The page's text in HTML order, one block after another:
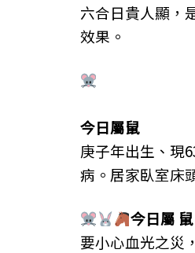
六合日貴人顯，
效果。
今日屬鼠
庚子年出生、現
病。居家臥室床
今日屬
要小心血光之災